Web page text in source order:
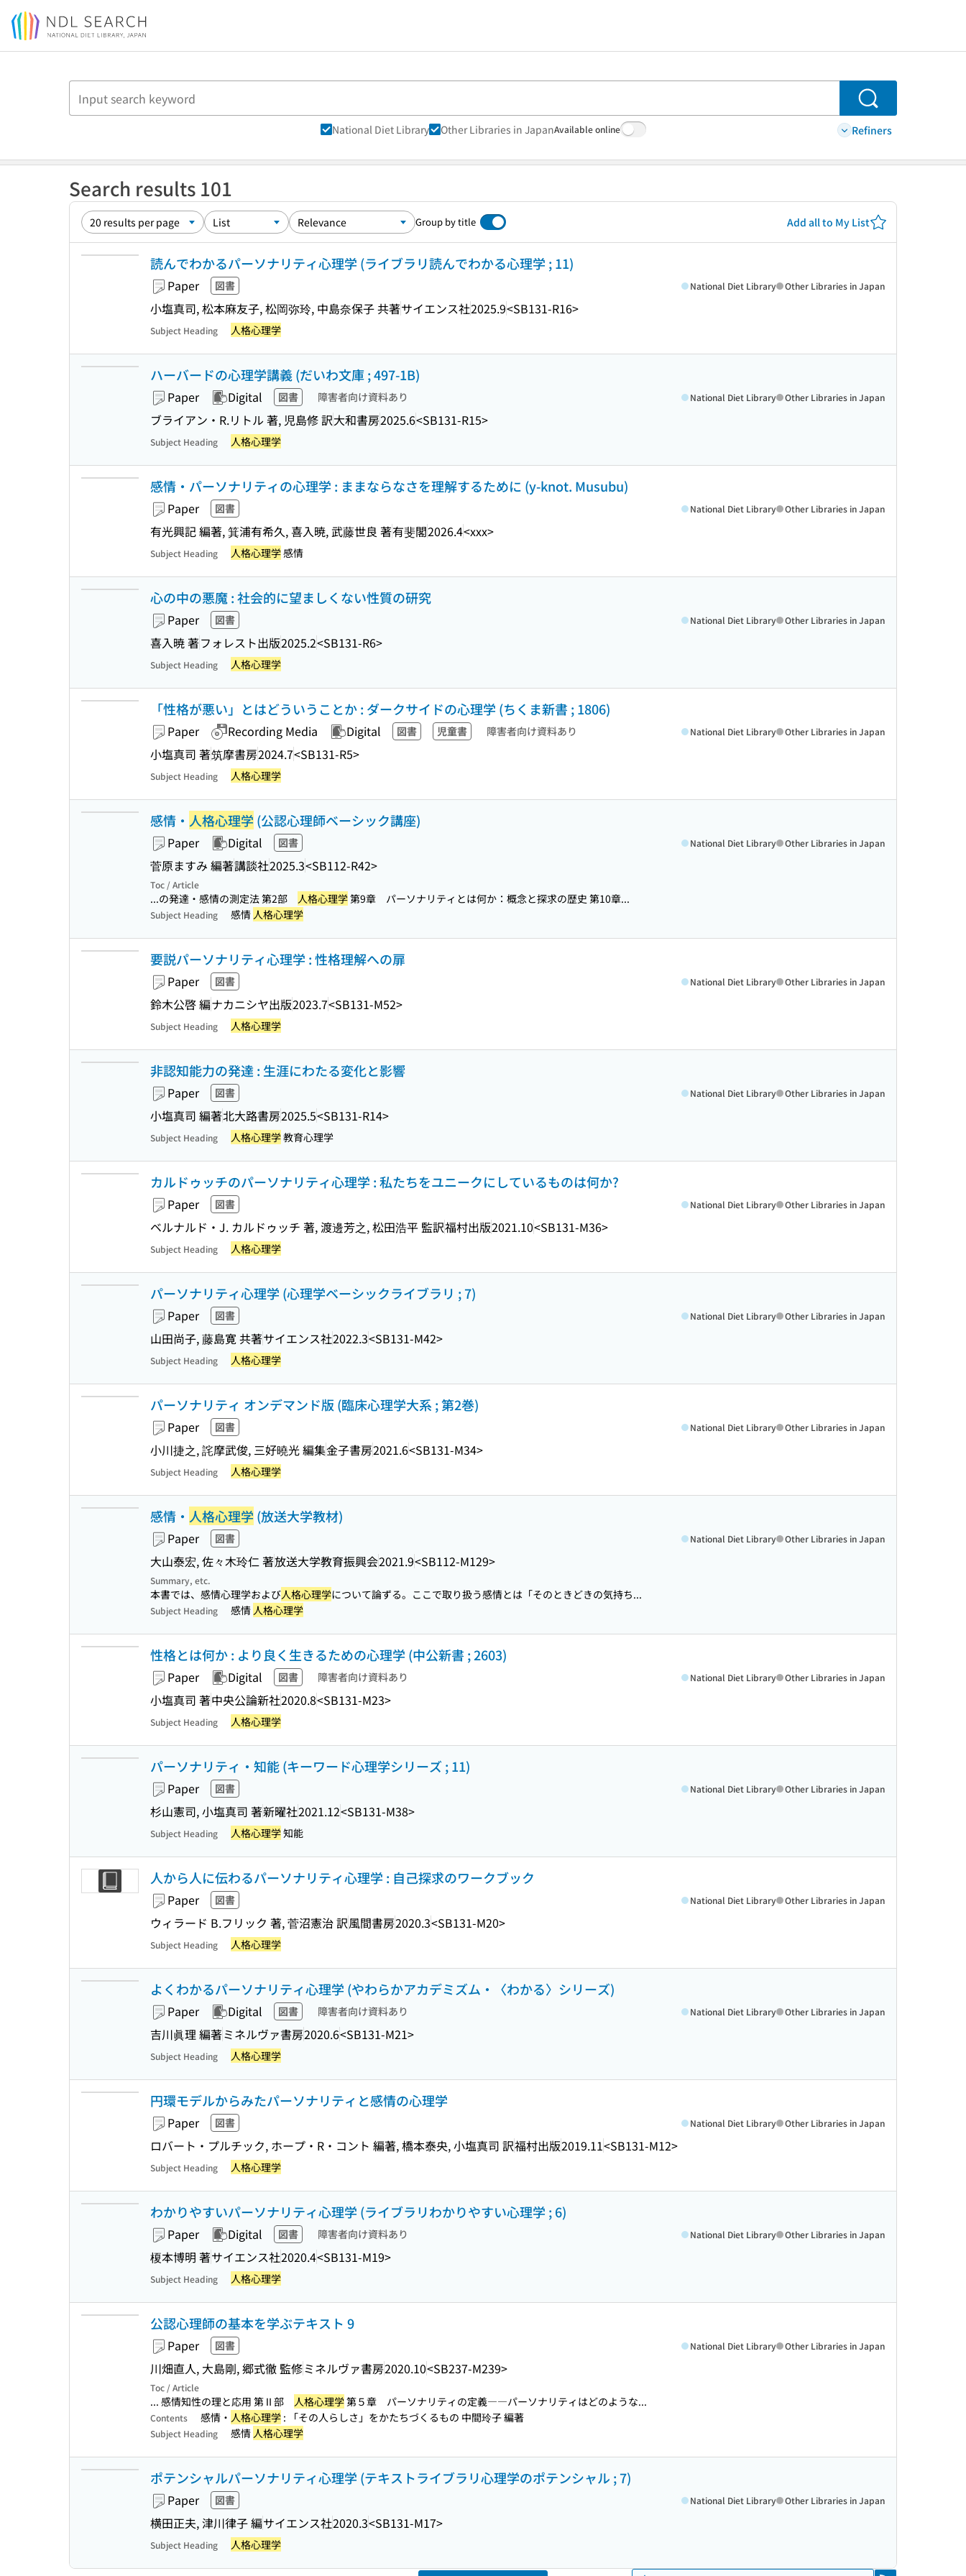
Jump to main content
Search
National Diet Library Other Libraries in JapanAvailable online Refiners
Search results 101
Group by title Add all to My List
読んでわかるパーソナリティ心理学 (ライブラリ読んでわかる心理学 ; 11)
Paper 図書
小塩真司, 松本麻友子, 松岡弥玲, 中島奈保子 共著サイエンス社2025.9<SB131-R16>
National Diet Library Other Libraries in Japan
Subject Heading 人格心理学
ハーバードの心理学講義 (だいわ文庫 ; 497-1B)
Paper Digital 図書 障害者向け資料あり
ブライアン・R.リトル 著, 児島修 訳大和書房2025.6<SB131-R15>
National Diet Library Other Libraries in Japan
Subject Heading 人格心理学
感情・パーソナリティの心理学 : ままならなさを理解するために (y-knot. Musubu)
Paper 図書
有光興記 編著, 箕浦有希久, 喜入暁, 武藤世良 著有斐閣2026.4<xxx>
National Diet Library Other Libraries in Japan
Subject Heading 人格心理学感情
心の中の悪魔 : 社会的に望ましくない性質の研究
Paper 図書
喜入暁 著フォレスト出版2025.2<SB131-R6>
National Diet Library Other Libraries in Japan
Subject Heading 人格心理学
「性格が悪い」とはどういうことか : ダークサイドの心理学 (ちくま新書 ; 1806)
Paper Recording Media Digital 図書 児童書 障害者向け資料あり
小塩真司 著筑摩書房2024.7<SB131-R5>
National Diet Library Other Libraries in Japan
Subject Heading 人格心理学
感情・ 人格心理学 (公認心理師ベーシック講座)
Paper Digital 図書
菅原ますみ 編著講談社2025.3<SB112-R42>
National Diet Library Other Libraries in Japan
Toc / Article
...の発達・感情の測定法 第2部 人格心理学第9章 パーソナリティとは何か：概念と探求の歴史 第10章...
Subject Heading 感情 人格心理学
要説パーソナリティ心理学 : 性格理解への扉
Paper 図書
鈴木公啓 編ナカニシヤ出版2023.7<SB131-M52>
National Diet Library Other Libraries in Japan
Subject Heading 人格心理学
非認知能力の発達 : 生涯にわたる変化と影響
Paper 図書
小塩真司 編著北大路書房2025.5<SB131-R14>
National Diet Library Other Libraries in Japan
Subject Heading 人格心理学教育心理学
カルドゥッチのパーソナリティ心理学 : 私たちをユニークにしているものは何か?
Paper 図書
ベルナルド・J. カルドゥッチ 著, 渡邊芳之, 松田浩平 監訳福村出版2021.10<SB131-M36>
National Diet Library Other Libraries in Japan
Subject Heading 人格心理学
パーソナリティ心理学 (心理学ベーシックライブラリ ; 7)
Paper 図書
山田尚子, 藤島寛 共著サイエンス社2022.3<SB131-M42>
National Diet Library Other Libraries in Japan
Subject Heading 人格心理学
パーソナリティ オンデマンド版 (臨床心理学大系 ; 第2巻)
Paper 図書
小川捷之, 詫摩武俊, 三好曉光 編集金子書房2021.6<SB131-M34>
National Diet Library Other Libraries in Japan
Subject Heading 人格心理学
感情・ 人格心理学 (放送大学教材)
Paper 図書
大山泰宏, 佐々木玲仁 著放送大学教育振興会2021.9<SB112-M129>
National Diet Library Other Libraries in Japan
Summary, etc.
本書では、感情心理学および人格心理学について論ずる。ここで取り扱う感情とは「そのときどきの気持ち...
Subject Heading 感情 人格心理学
性格とは何か : より良く生きるための心理学 (中公新書 ; 2603)
Paper Digital 図書 障害者向け資料あり
小塩真司 著中央公論新社2020.8<SB131-M23>
National Diet Library Other Libraries in Japan
Subject Heading 人格心理学
パーソナリティ・知能 (キーワード心理学シリーズ ; 11)
Paper 図書
杉山憲司, 小塩真司 著新曜社2021.12<SB131-M38>
National Diet Library Other Libraries in Japan
Subject Heading 人格心理学知能
人から人に伝わるパーソナリティ心理学 : 自己探求のワークブック
Paper 図書
ウィラード B.フリック 著, 菅沼憲治 訳風間書房2020.3<SB131-M20>
National Diet Library Other Libraries in Japan
Subject Heading 人格心理学
よくわかるパーソナリティ心理学 (やわらかアカデミズム・〈わかる〉シリーズ)
Paper Digital 図書 障害者向け資料あり
吉川眞理 編著ミネルヴァ書房2020.6<SB131-M21>
National Diet Library Other Libraries in Japan
Subject Heading 人格心理学
円環モデルからみたパーソナリティと感情の心理学
Paper 図書
ロバート・プルチック, ホープ・R・コント 編著, 橋本泰央, 小塩真司 訳福村出版2019.11<SB131-M12>
National Diet Library Other Libraries in Japan
Subject Heading 人格心理学
わかりやすいパーソナリティ心理学 (ライブラリわかりやすい心理学 ; 6)
Paper Digital 図書 障害者向け資料あり
榎本博明 著サイエンス社2020.4<SB131-M19>
National Diet Library Other Libraries in Japan
Subject Heading 人格心理学
公認心理師の基本を学ぶテキスト 9
Paper 図書
川畑直人, 大島剛, 郷式徹 監修ミネルヴァ書房2020.10<SB237-M239>
National Diet Library Other Libraries in Japan
Toc / Article
... 感情知性の理と応用 第Ⅱ部 人格心理学第５章 パーソナリティの定義――パーソナリティはどのような...
Contents 感情・ 人格心理学 : 「その人らしさ」をかたちづくるもの 中間玲子 編著
Subject Heading 感情 人格心理学
ポテンシャルパーソナリティ心理学 (テキストライブラリ心理学のポテンシャル ; 7)
Paper 図書
横田正夫, 津川律子 編サイエンス社2020.3<SB131-M17>
National Diet Library Other Libraries in Japan
Subject Heading 人格心理学